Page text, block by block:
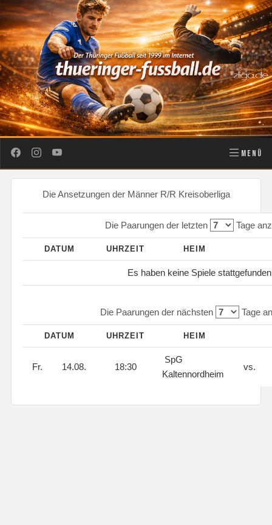
MENÜ
Die Ansetzungen der Männer R/R Kreisoberliga
Die Paarungen der letzten Tage
DATUM UHRZEIT HEIM
Es haben keine Spiele
Die Paarungen der nächsten Tage
DATUM UHRZEIT HEIM
Fr. 14.08. 18:30
SpG
Kaltennordheim
vs.